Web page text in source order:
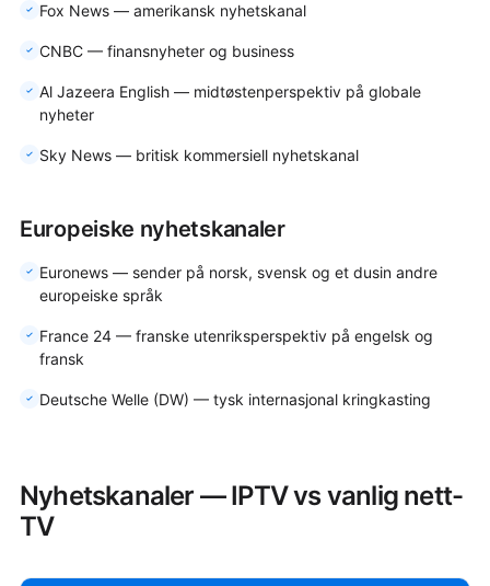
Fox News — amerikansk nyhetskanal
CNBC — finansnyheter og business
Al Jazeera English — midtøstenperspektiv på globale
nyheter
Sky News — britisk kommersiell nyhetskanal
Europeiske nyhetskanaler
Euronews — sender på norsk, svensk og et dusin andre
europeiske språk
France 24 — franske utenriksperspektiv på engelsk og
fransk
Deutsche Welle (DW) — tysk internasjonal kringkasting
Nyhetskanaler — IPTV vs vanlig nett-
TV